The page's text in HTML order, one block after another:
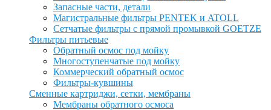
Запасные части, детали
Магистральные фильтры PENTEK и ATOLL
Сетчатые фильтры с прямой промывкой GOETZE
Фильтры питьевые
Обратный осмос под мойку
Многоступенчатые под мойку
Коммерческий обратный осмос
Фильтры-кувшины
Сменные картриджи, сетки, мембраны
Мембраны обратного осмоса